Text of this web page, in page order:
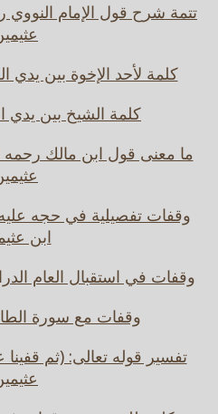
تتمة شرح قول الإمام النووي
كلمة لأحد الإخوة بين يدي
كلمة الشيخ بين يدي
ما معنى قول ابن مالك رحمه
وقفات تفصيلية في حجه
ابن
وقفات في استقبال العام
وقفات مع سورة
تفسير قوله تعالى: (ثم